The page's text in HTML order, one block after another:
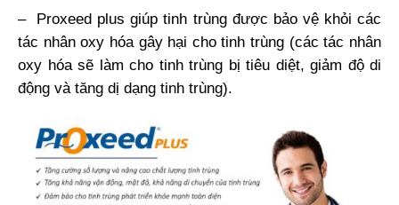
– Proxeed plus giúp tinh trùng được bảo vệ khỏi các
tác nhân oxy hóa gây hại cho tinh trùng (các tác nhân
oxy hóa sẽ làm cho tinh trùng bị tiêu diệt, giảm độ di
động và tăng dị dạng tinh trùng).